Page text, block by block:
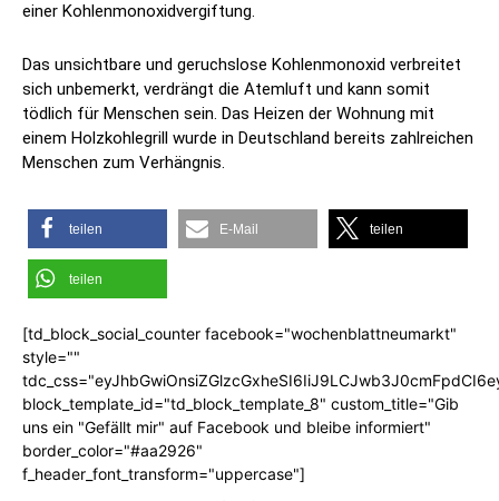
einer Kohlenmonoxidvergiftung.
Das unsichtbare und geruchslose Kohlenmonoxid verbreitet
sich unbemerkt, verdrängt die Atemluft und kann somit
tödlich für Menschen sein. Das Heizen der Wohnung mit
einem Holzkohlegrill wurde in Deutschland bereits zahlreichen
Menschen zum Verhängnis.
teilen E-Mail teilen
teilen
[td_block_social_counter facebook="wochenblattneumarkt"
style=""
block_template_id="td_block_template_8" custom_title="Gib
uns ein "Gefällt mir" auf Facebook und bleibe informiert"
border_color="#aa2926"
f_header_font_transform="uppercase"]